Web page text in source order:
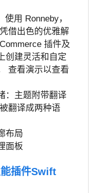
用 Ronneby，
借出色的优雅解
插件及
创建灵活和自定
查看演示以查看
：主题附带翻译
翻译成两种语
布局
面板
插件Swift